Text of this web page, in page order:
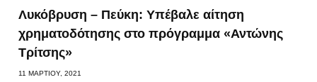
Λυκόβρυση – Πεύκη: Υπέβαλε αίτηση
χρηματοδότησης στο πρόγραμμα «Αντώνης
Τρίτσης»
11 ΜΑΡΤΊΟΥ, 2021